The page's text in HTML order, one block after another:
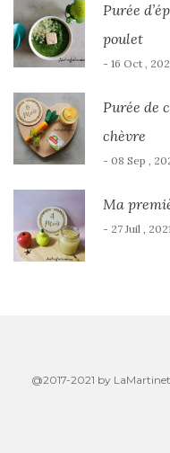
Purée
poulet
- 16 Oct ,
Purée de
chèvre
- 08 Sep ,
Ma
- 27 Juil ,
@2017-2021 by